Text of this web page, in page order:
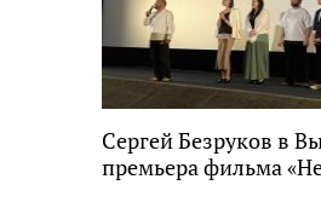
Сергей Безруков в
премьера фильма